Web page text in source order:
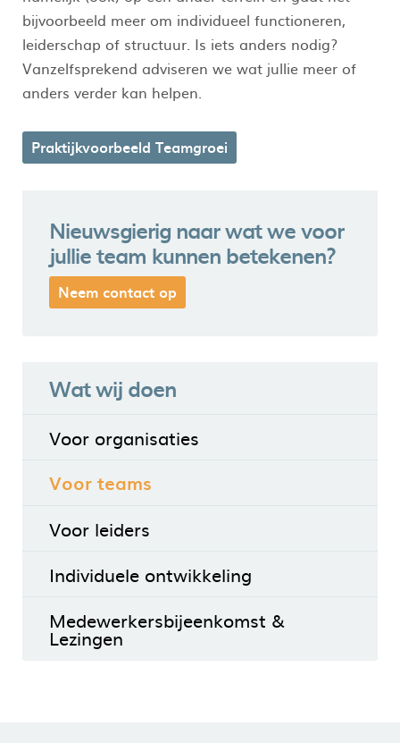
bijvoorbeeld meer om individueel functioneren,
leiderschap of structuur. Is iets anders nodig?
Vanzelfsprekend adviseren we wat jullie meer of
anders verder kan helpen.
Praktijkvoorbeeld Teamgroei
Nieuwsgierig naar wat we voor
jullie team kunnen betekenen?
Neem contact op
Wat wij doen
Voor organisaties
Voor teams
Voor leiders
Individuele ontwikkeling
Medewerkersbijeenkomst &
Lezingen